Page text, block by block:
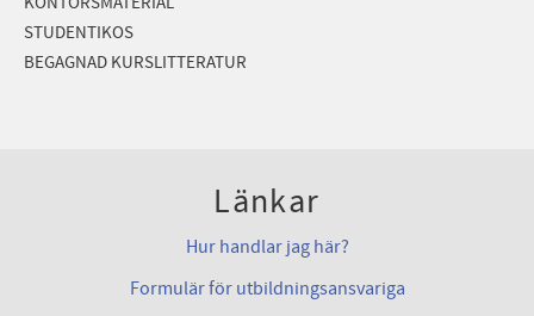
STUDENTIKOS
BEGAGNAD KURSLITTERATUR
Länkar
Hur handlar jag här?
Formulär för utbildningsansvariga